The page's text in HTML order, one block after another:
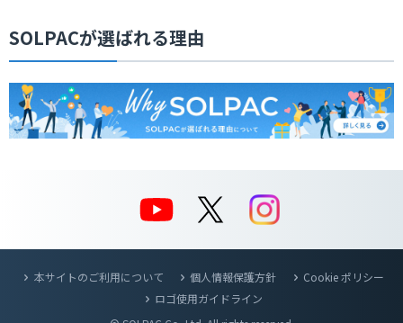
SOLPACが選ばれる理由
本サイトのご利用について 個人情報保護方針
Cookie ポリシー
ロゴ使用ガイドライン